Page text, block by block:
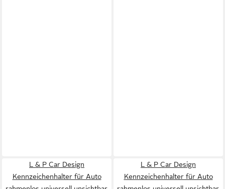
L & P Car Design
Kennzeichenhalter für Auto
L & P Car Design
Kennzeichenhalter für Auto